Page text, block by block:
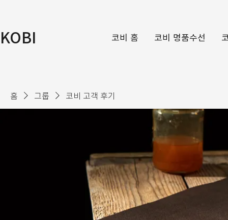
KOBI 코비 홈 코비 명품수선
홈 그룹 코비 고객 후기